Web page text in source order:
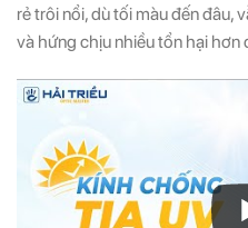
rẻ trôi nổi, dù tối màu đến đâu,
và hứng chịu nhiều tổn hại hơn